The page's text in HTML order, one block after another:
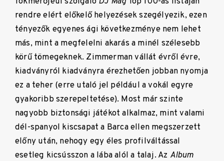
rendre elért előkelő helyezések szegélyezik, ezen
tényezők egyenes ági következménye nem lehet
más, mint a megfelelni akarás a minél szélesebb
körű tömegeknek. Zimmerman vállát évről évre,
kiadványról kiadványra érezhetően jobban nyomja
ez a teher (erre utaló jel például a vokál egyre
gyakoribb szerepeltetése). Most már szinte
nagyobb biztonsági játékot alkalmaz, mint valami
dél-spanyol kiscsapat a Barca ellen megszerzett
előny után, nehogy egy éles profilváltással
esetleg kicsússzon a lába alól a talaj. Az Album